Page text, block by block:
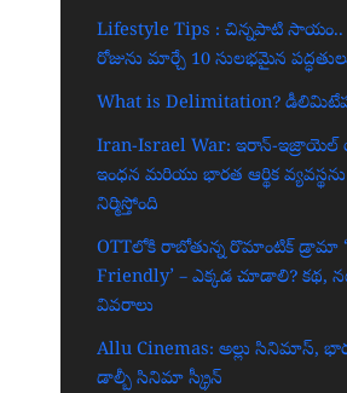
Lifestyle Tips : చిన్నపాటి
రోజును మార్చే 10 సులభమైన
What is Delimitation?
Iran-Israel War: ఇరాన్-ఇజ్రాయెల్
ఇంధన మరియు భారత ఆర్థిక
నిర్మిస్తోంది
OTTలోకి రాబోతున్న రొమాంటిక్ డ్రామా
Friendly’ – ఎక్కడ చూడాలి? కథ,
వివరాలు
Allu Cinemas: అల్లు సినిమాస్,
డాల్బీ సినిమా స్క్రీన్‌